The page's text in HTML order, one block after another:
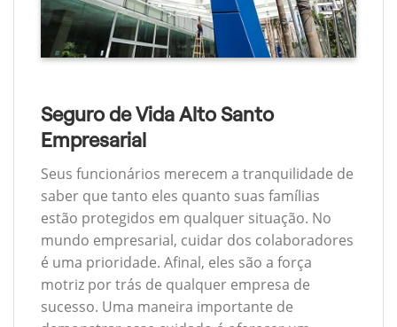
Seguro de Vida Alto Santo
Empresarial
Seus funcionários merecem a tranquilidade de
saber que tanto eles quanto suas famílias
estão protegidos em qualquer situação. No
mundo empresarial, cuidar dos colaboradores
é uma prioridade. Afinal, eles são a força
motriz por trás de qualquer empresa de
sucesso. Uma maneira importante de